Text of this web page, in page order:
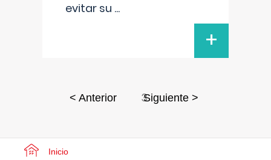
evitar su ...
+
< Anterior 3Siguiente >
Inicio